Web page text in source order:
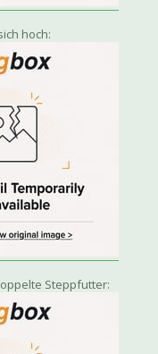
hoch:
Steppfutter: